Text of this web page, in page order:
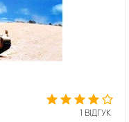
1 ВІДГУК